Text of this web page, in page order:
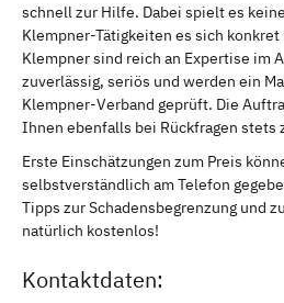
schnell zur Hilfe. Dabei spielt es
Klempner-Tätigkeiten es sich konkret
Klempner sind reich an Expertise im
zuverlässig, seriös und werden ein
Klempner-Verband geprüft. Die
Ihnen ebenfalls bei Rückfragen stets
Erste Einschätzungen zum Preis
selbstverständlich am Telefon
Tipps zur Schadensbegrenzung und
natürlich kostenlos!
Kontaktdaten: